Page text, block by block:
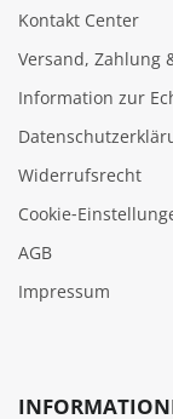
Kontakt Center
Versand, Zahlung
Information zur
Widerrufsrecht
AGB
Impressum